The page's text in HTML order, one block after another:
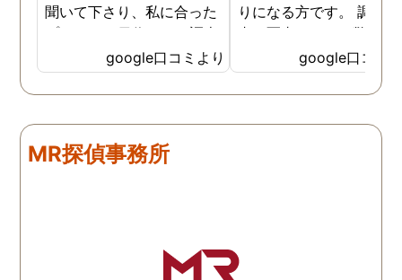
聞いて下さり、私に合った
プランで15日位かけて調査
してもらいました。 噂通り
調査も細かく、こんな所ま
でしっかり撮ってくれたん
拠で旦那と今後の話しが早
く進みそうです。また結果
かり注意してくださる方で
した。本当に感謝してま
google口コミより
りになる方です。 調査
書の写真もいつも驚かさ
てどうやって撮ったのか
くと面白い話し聞かせて
れますね。 問題がない
google口コミ
MR探偵事務所